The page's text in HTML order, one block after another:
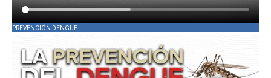
PREVENCIÓN DENGUE